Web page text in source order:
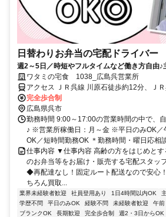
日替わりお弁当の宅配ドライバー
週2～5日／時短やフルタイムなど働き方自由♪
サポート体制バッチリなのでお子さんの行事
い◎
ワタミの宅食 1038_広島呉営業所
アクセス ＪＲ呉線 川原石徒歩約12分、Ｊ
呉線 吉浦徒歩約33分
完全歩合制
広島県呉市
勤務時間 9:00～17:00の営業時間の中で、
♪ ※営業所稼働日：月～金 ※平日のみOK
OK／短時間勤務OK ＊勤務時間・曜日応相
仕事内容 ▼仕事内容 高齢の方をはじめとす
のお弁当等をお届け・販売する宅配スタッ
◆再配達なし！固定ルート配送なので安心
ちろん買取...
業界未経験者歓迎 社員登用あり 1日4時間以内OK
学歴不問
平日のみOK 経験不問 未経験者歓迎 午前
ブランクOK
長期歓迎 完全歩合制 週2・3日からOK